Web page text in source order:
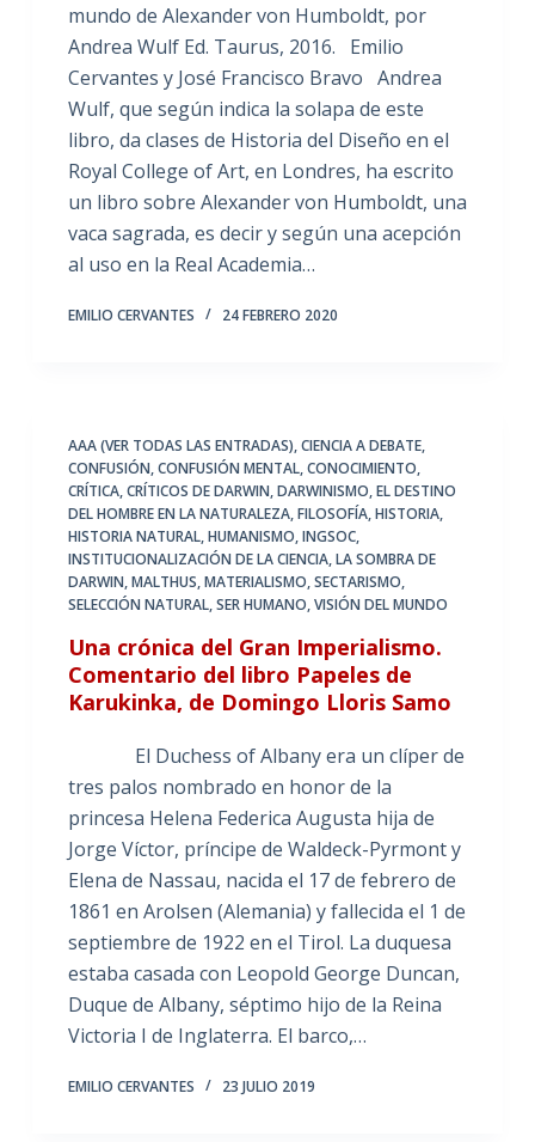
mundo de Alexander von Humboldt, por
Andrea Wulf Ed. Taurus, 2016. Emilio
Cervantes y José Francisco Bravo Andrea
Wulf, que según indica la solapa de este
libro, da clases de Historia del Diseño en el
Royal College of Art, en Londres, ha escrito
un libro sobre Alexander von Humboldt, una
vaca sagrada, es decir y según una acepción
al uso en la Real Academia…
EMILIO CERVANTES 24 FEBRERO 2020
AAA (VER TODAS LAS ENTRADAS),CIENCIA A DEBATE,
CONFUSIÓN,CONFUSIÓN MENTAL,CONOCIMIENTO,
CRÍTICA,CRÍTICOS DE DARWIN,DARWINISMO,EL DESTINO
DEL HOMBRE EN LA NATURALEZA,FILOSOFÍA,HISTORIA,
HISTORIA NATURAL,HUMANISMO,INGSOC,
INSTITUCIONALIZACIÓN DE LA CIENCIA,LA SOMBRA DE
DARWIN,MALTHUS,MATERIALISMO,SECTARISMO,
SELECCIÓN NATURAL,SER HUMANO,VISIÓN DEL MUNDO
Una crónica del Gran Imperialismo.
Comentario del libro Papeles de
Karukinka, de Domingo Lloris Samo
El Duchess of Albany era un clíper de
tres palos nombrado en honor de la
princesa Helena Federica Augusta hija de
Jorge Víctor, príncipe de Waldeck-Pyrmont y
Elena de Nassau, nacida el 17 de febrero de
1861 en Arolsen (Alemania) y fallecida el 1 de
septiembre de 1922 en el Tirol. La duquesa
estaba casada con Leopold George Duncan,
Duque de Albany, séptimo hijo de la Reina
Victoria I de Inglaterra. El barco,…
EMILIO CERVANTES 23 JULIO 2019